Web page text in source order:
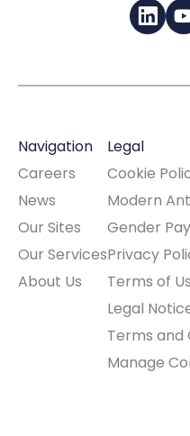
Navigation
Careers
News
Our Sites
Our Services
About Us
Legal
Cookie
Modern
Gender
Privacy
Terms of
Legal
Terms and
Manage